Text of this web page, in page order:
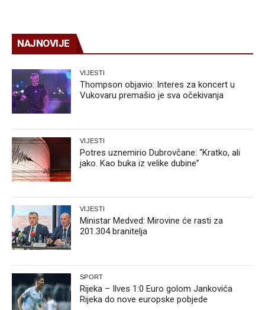
NAJNOVIJE
VIJESTI
Thompson objavio: Interes za koncert u
Vukovaru premašio je sva očekivanja
VIJESTI
Potres uznemirio Dubrovčane: “Kratko, ali
jako. Kao buka iz velike dubine”
VIJESTI
Ministar Medved: Mirovine će rasti za
201.304 branitelja
SPORT
Rijeka – Ilves 1:0 Euro golom Jankovića
Rijeka do nove europske pobjede